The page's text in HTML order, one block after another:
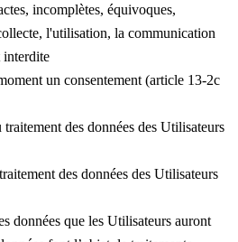
incomplètes, équivoques,
l'utilisation, la communication
interdite
un consentement (article 13-2c
des données des Utilisateurs
des données des Utilisateurs
données que les Utilisateurs auront